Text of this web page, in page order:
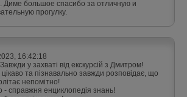
Диме большое спасибо за отличную и
прогулку.
16:42:18
у захваті від екскурсій з Дмитром!
цікаво та пізнавально завжди розповідає, що
непомітно!
- справжня енциклопедія знань!